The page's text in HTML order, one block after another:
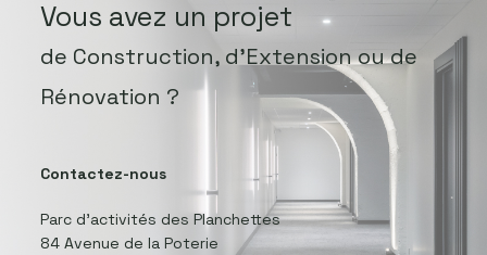
Vous avez un projet
de Construction, d’Extension ou de
Rénovation ?
Contactez-nous
Parc d’activités des Planchettes
84 Avenue de la Poterie